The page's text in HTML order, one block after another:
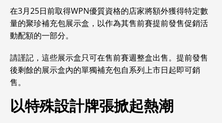
在3月25日前取得WPN優質資格的店家將額外獲得特定數
量的聚珍補充包展示盒，以作為其售前賽提前發售促銷活
動配額的一部分。
請謹記，這些展示盒只可在售前賽週整盒出售。提前發售
後剩餘的展示盒內的單獨補充包自系列上市日起即可銷
售。
以特殊設計牌張掀起熱潮